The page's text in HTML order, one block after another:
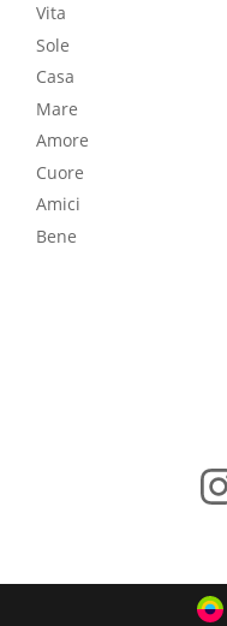
Vita
Sole
Casa
Mare
Amore
Cuore
Amici
Bene